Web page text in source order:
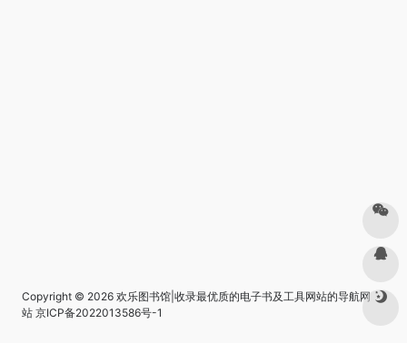
Copyright © 2026 欢乐图书馆|收录最优质的电子书及工具网站的导航网
站 京ICP备2022013586号-1